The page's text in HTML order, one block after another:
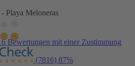
Playa Meloneras
Bewertungen mit einer Zustimmung
(7816) 87%